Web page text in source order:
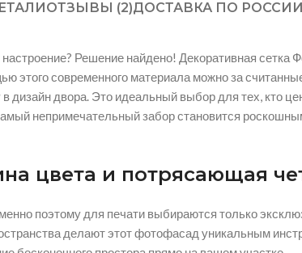
ОТЗЫВЫ (2)ДОСТАВКА ПО РОССИИ
Решение найдено! Декоративная
этого современного материала можно за
дизайн двора. Это идеальный выбор для тех, кто
непримечательный забор становится
цвета и потрясающая
поэтому для печати выбираются только
делают этот фотофасад уникальным